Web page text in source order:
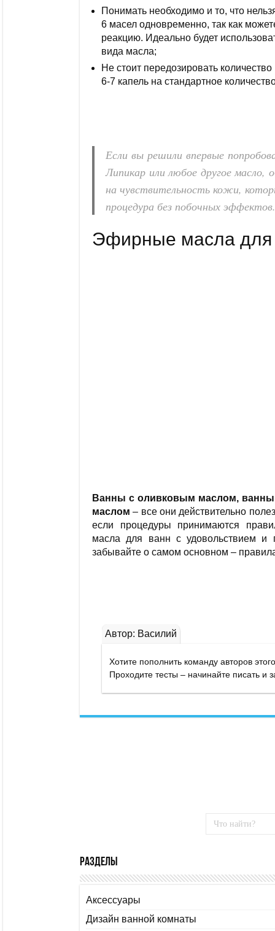
Понимать необходимо и то, что
6 масел одновременно, так как
реакцию. Идеально будет
вида масла;
Не стоит передозировать
6-7 капель на стандартное
Если вы решили впервые
Липикар или любое другое масло,
на чувствительность кожи,
процедура без побочных эффектов.
Эфирные масла для
Ванны с оливковым маслом,
маслом – все они действительно
если процедуры принимаются
масла для ванн с удовольствием и
забывайте о самом основном –
Автор: Василий
Разделы
Аксессуары
Дизайн ванной комнаты